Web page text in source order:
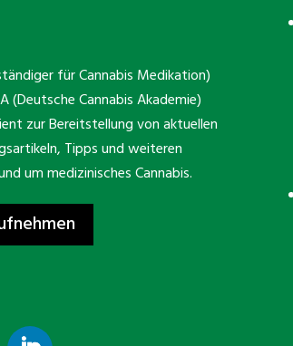
für Cannabis Medikation)
(Deutsche Cannabis Akademie)
zur Bereitstellung von aktuellen
Tipps und weiteren
um medizinisches Cannabis.